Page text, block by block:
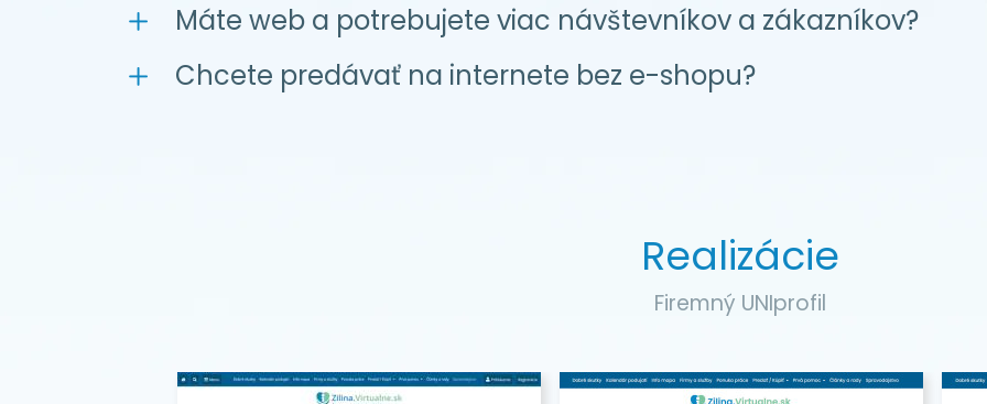
Máte web a potrebujete viac návštevníkov a zákazníkov?
Chcete predávať na internete bez e-shopu?
Realizácie
Firemný UNIprofil